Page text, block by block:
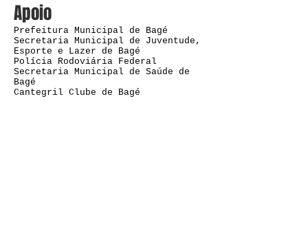
Apoio
Prefeitura Municipal de Bagé
Secretaria Municipal de Juventude,
Esporte e Lazer de Bagé
Polícia Rodoviária Federal
Secretaria Municipal de Saúde de
Bagé
Cantegril Clube de Bagé